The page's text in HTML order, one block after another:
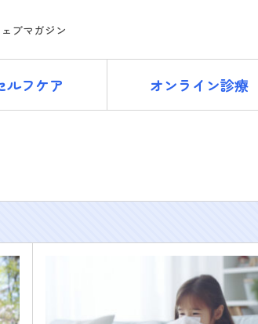
ブマガジン
ルフケア オンライン診療